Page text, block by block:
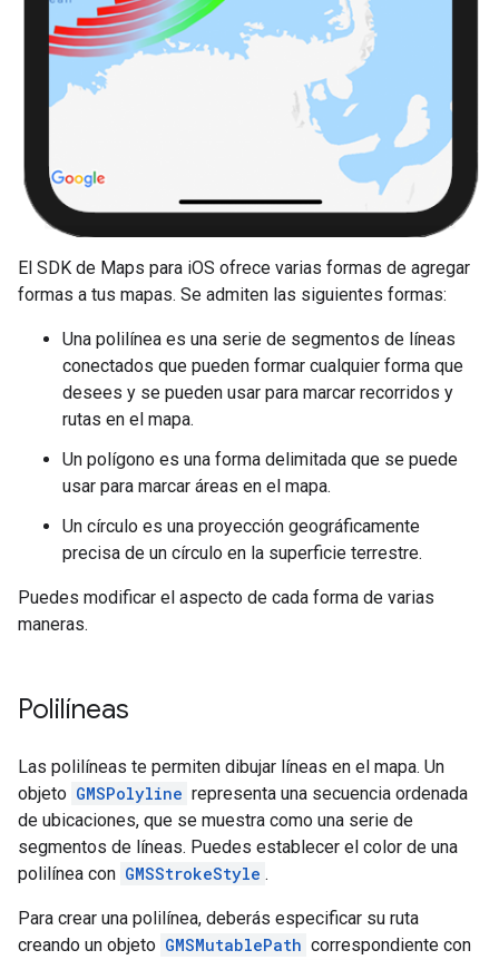
El SDK de Maps para iOS ofrece varias formas de agregar
formas a tus mapas. Se admiten las siguientes formas:
Una polilínea es una serie de segmentos de líneas
conectados que pueden formar cualquier forma que
desees y se pueden usar para marcar recorridos y
rutas en el mapa.
Un polígono es una forma delimitada que se puede
usar para marcar áreas en el mapa.
Un círculo es una proyección geográficamente
precisa de un círculo en la superficie terrestre.
Puedes modificar el aspecto de cada forma de varias
maneras.
Polilíneas
Las polilíneas te permiten dibujar líneas en el mapa. Un
objeto GMSPolyline representa una secuencia ordenada
de ubicaciones, que se muestra como una serie de
segmentos de líneas. Puedes establecer el color de una
polilínea con GMSStrokeStyle .
Para crear una polilínea, deberás especificar su ruta
creando un objeto GMSMutablePath correspondiente con